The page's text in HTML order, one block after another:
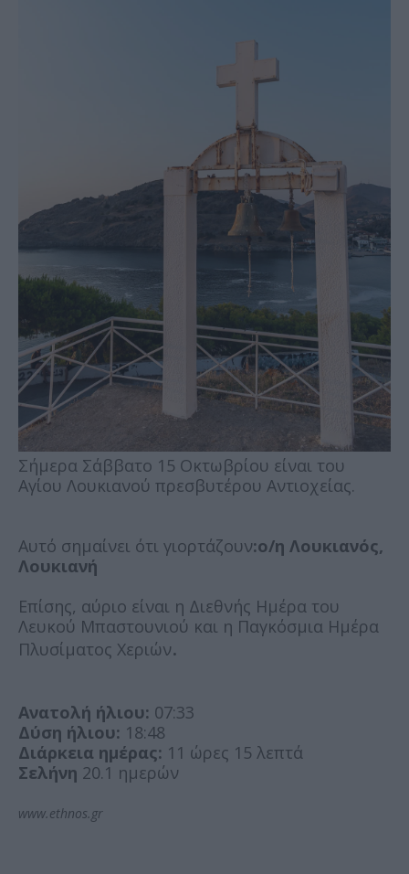
Σήμερα Σάββατο 15 Οκτωβρίου είναι του
Αγίου Λουκιανού πρεσβυτέρου Αντιοχείας.
Αυτό σημαίνει ότι γιορτάζουν:ο/η Λουκιανός,
Λουκιανή
Επίσης, αύριο είναι η Διεθνής Ημέρα του
Λευκού Μπαστουνιού και η Παγκόσμια Ημέρα
Πλυσίματος Χεριών.
Ανατολή ήλιου: 07:33
Δύση ήλιου: 18:48
Διάρκεια ημέρας: 11 ώρες 15 λεπτά
Σελήνη 20.1 ημερών
www.ethnos.gr